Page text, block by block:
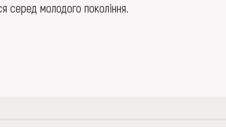
серед молодого покоління.